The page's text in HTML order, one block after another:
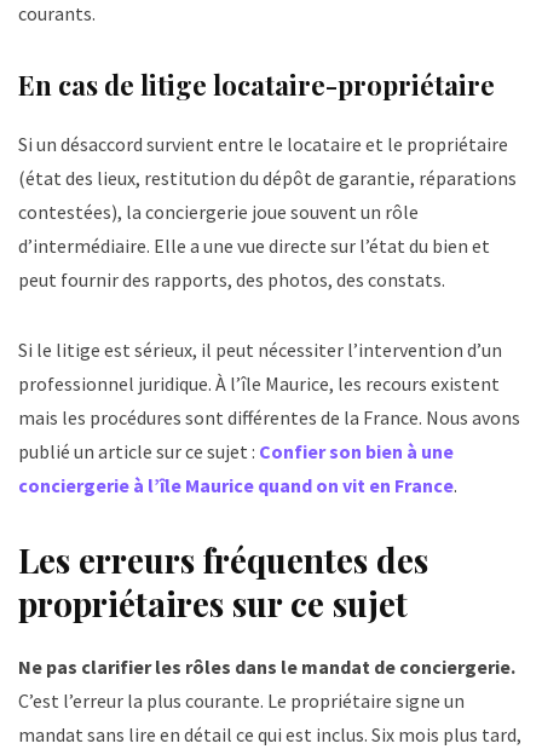
courants.
En cas de litige locataire-propriétaire
Si un désaccord survient entre le locataire et le propriétaire
(état des lieux, restitution du dépôt de garantie, réparations
contestées), la conciergerie joue souvent un rôle
d’intermédiaire. Elle a une vue directe sur l’état du bien et
peut fournir des rapports, des photos, des constats.
Si le litige est sérieux, il peut nécessiter l’intervention d’un
professionnel juridique. À l’île Maurice, les recours existent
mais les procédures sont différentes de la France. Nous avons
publié un article sur ce sujet : Confier son bien à une
conciergerie à l’île Maurice quand on vit en France.
Les erreurs fréquentes des
propriétaires sur ce sujet
Ne pas clarifier les rôles dans le mandat de conciergerie.
C’est l’erreur la plus courante. Le propriétaire signe un
mandat sans lire en détail ce qui est inclus. Six mois plus tard,